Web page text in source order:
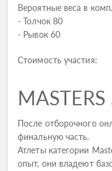
Вероятные веса в
- Толчок 80
- Рывок 60
Стоимость участия:
После отборочного
финальную часть.
Атлеты категории
опыт, они владеют